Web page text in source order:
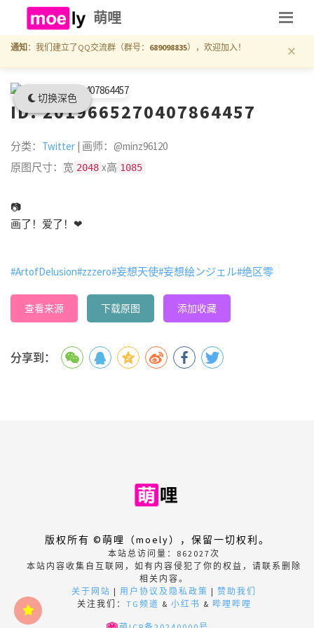
切换深色
萌哩
通知 ：我们建立了QQ交流群（群号： 689098835），欢迎加入！ ×
ID: 2019665270407864457
分类： Twitter | 画师：@minz96120
原图尺寸：宽 2048 x高 1085
📷
画了！爱了！❤
#ArtofDelusion#zzzero#妄想天使#妄想絵ンジェル#绝区零
查看来源 下载原图 添加收藏
分享到：
版权所有 ©萌哩（moely），保留一切权利。
本站总访问量： 862027次
本站内容收集自互联网，如有内容侵犯了你的权益，请联系删除
相关内容。
关于网站 | 用户协议及隐私政策 | 赞助我们
关注我们： TG频道 & 小红书 & 哔哩哔哩